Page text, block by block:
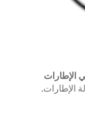
الإطارات
الإطارات.